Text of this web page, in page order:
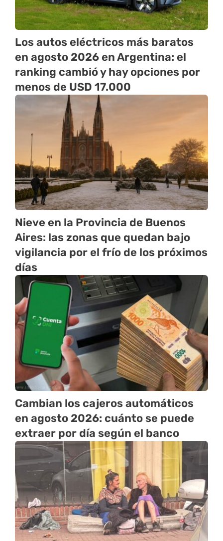
Los autos eléctricos más baratos
en agosto 2026 en Argentina: el
ranking cambió y hay opciones por
menos de USD 17.000
Nieve en la Provincia de Buenos
Aires: las zonas que quedan bajo
vigilancia por el frío de los próximos
días
Cambian los cajeros automáticos
en agosto 2026: cuánto se puede
extraer por día según el banco